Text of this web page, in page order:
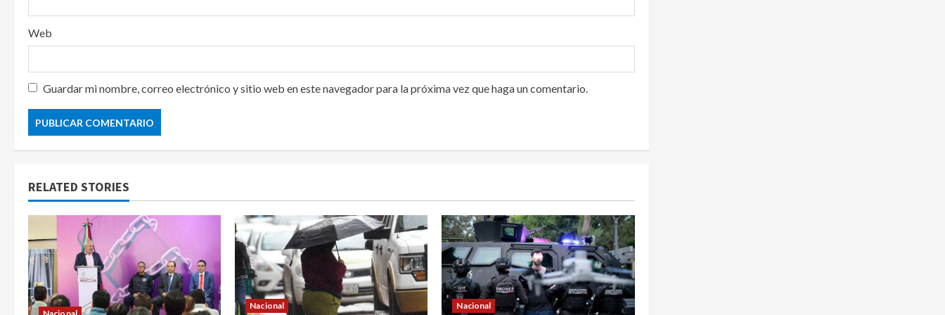
Web
Guardar mi nombre, correo electrónico y sitio web en este navegador para la próxima vez que haga un comentario.
RELATED STORIES
Nacional Nacional